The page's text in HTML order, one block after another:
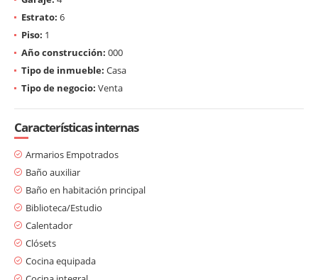
Estrato: 6
Piso: 1
Año construcción: 000
Tipo de inmueble: Casa
Tipo de negocio: Venta
Características internas
Armarios Empotrados
Baño auxiliar
Baño en habitación principal
Biblioteca/Estudio
Calentador
Clósets
Cocina equipada